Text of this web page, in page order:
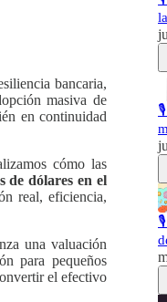
bancaria,
masiva de
en continuidad
cómo las
de dólares en el
real, eficiencia,
una valuación
para pequeños
el efectivo